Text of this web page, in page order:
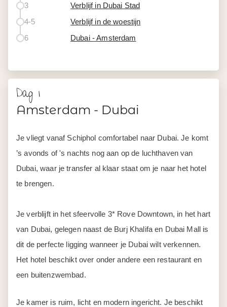
3
Verblijf in Dubai Stad
4-5
Verblijf in de woestijn
6
Dubai - Amsterdam
Dag 1
Amsterdam - Dubai
Je vliegt vanaf Schiphol comfortabel naar Dubai. Je komt
’s avonds of 's nachts nog aan op de luchthaven van
Dubai, waar je transfer al klaar staat om je naar het hotel
te brengen.
Je verblijft in het sfeervolle 3* Rove Downtown, in het hart
van Dubai, gelegen naast de Burj Khalifa en Dubai Mall is
dit de perfecte ligging wanneer je Dubai wilt verkennen.
Het hotel beschikt over onder andere een restaurant en
een buitenzwembad.
Je kamer is ruim, licht en modern ingericht. Je beschikt